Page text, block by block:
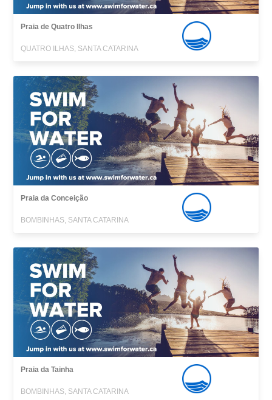
Praia de Quatro Ilhas
QUATRO ILHAS, SANTA CATARINA
Praia da Conceição
BOMBINHAS, SANTA CATARINA
Praia da Tainha
BOMBINHAS, SANTA CATARINA